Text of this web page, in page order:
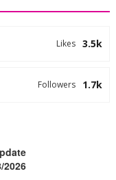
3.5k
Likes
1.7k
Followers